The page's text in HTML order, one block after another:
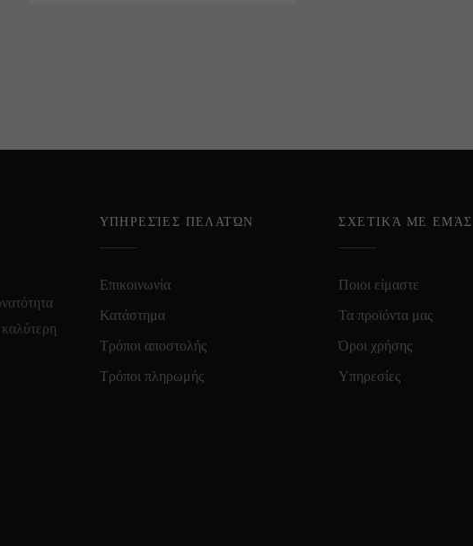
ΥΠΗΡΕΣΊΕΣ ΠΕΛΑΤΏΝ
Επικοινωνία
Κατάστημα
Τρόποι αποστολής
Τρόποι πληρωμής
ΣΧΕΤΙΚΆ ΜΕ ΕΜΆΣ
Ποιοι είμαστε
Τα προϊόντα μας
Όροι χρήσης
Υπηρεσίες